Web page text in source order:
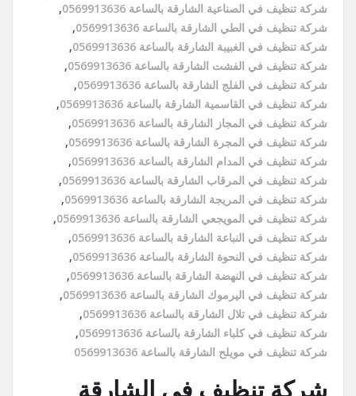
شركة تنظيف في الصناعية الشارقة بالساعة 0569913636
,
شركة تنظيف في الطي الشارقة بالساعة 0569913636
,
شركة تنظيف في الغبيبة الشارقة بالساعة 0569913636
,
شركة تنظيف في الفشت الشارقة بالساعة 0569913636
,
شركة تنظيف في الفلج الشارقة بالساعة 0569913636
,
شركة تنظيف في القاسمية الشارقة بالساعة 0569913636
,
شركة تنظيف في المجاز الشارقة بالساعة 0569913636
,
شركة تنظيف في المجرة الشارقة بالساعة 0569913636
,
شركة تنظيف في المدام الشارقة بالساعة 0569913636
,
شركة تنظيف في المرقاب الشارقة بالساعة 0569913636
,
شركة تنظيف في المريجة الشارقة بالساعة 0569913636
,
شركة تنظيف في المويجعي الشارقة بالساعة 0569913636
,
شركة تنظيف في النباعة الشارقة بالساعة 0569913636
,
شركة تنظيف في النحوة الشارقة بالساعة 0569913636
,
شركة تنظيف في النهضة الشارقة بالساعة 0569913636
,
شركة تنظيف في اليرموك الشارقة بالساعة 0569913636
,
شركة تنظيف في تلال الشارقة بالساعة 0569913636
,
شركة تنظيف في كلباء الشارقة بالساعة 0569913636
,
شركة تنظيف في مويلح الشارقة بالساعة 0569913636
شركة تنظيف في الشارقة